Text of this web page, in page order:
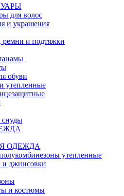
для волос
и украшения
ремни и подтяжки
обуви
утепленные
ОДЕЖДА
утепленные
и джинсовки
и костюмы